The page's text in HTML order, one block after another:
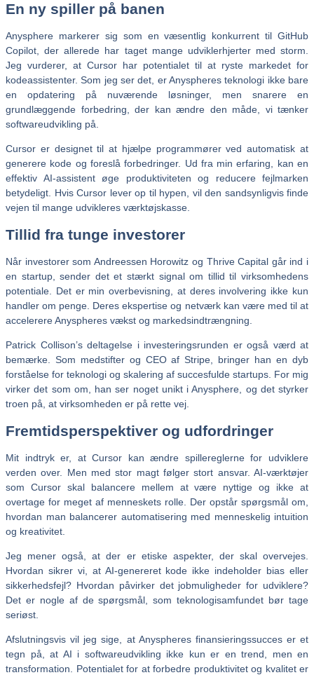
En ny spiller på banen
Anysphere markerer sig som en væsentlig konkurrent til GitHub
Copilot, der allerede har taget mange udviklerhjerter med storm.
Jeg vurderer, at Cursor har potentialet til at ryste markedet for
kodeassistenter. Som jeg ser det, er Anyspheres teknologi ikke bare
en opdatering på nuværende løsninger, men snarere en
grundlæggende forbedring, der kan ændre den måde, vi tænker
softwareudvikling på.
Cursor er designet til at hjælpe programmører ved automatisk at
generere kode og foreslå forbedringer. Ud fra min erfaring, kan en
effektiv AI-assistent øge produktiviteten og reducere fejlmarken
betydeligt. Hvis Cursor lever op til hypen, vil den sandsynligvis finde
vejen til mange udvikleres værktøjskasse.
Tillid fra tunge investorer
Når investorer som Andreessen Horowitz og Thrive Capital går ind i
en startup, sender det et stærkt signal om tillid til virksomhedens
potentiale. Det er min overbevisning, at deres involvering ikke kun
handler om penge. Deres ekspertise og netværk kan være med til at
accelerere Anyspheres vækst og markedsindtrængning.
Patrick Collison’s deltagelse i investeringsrunden er også værd at
bemærke. Som medstifter og CEO af Stripe, bringer han en dyb
forståelse for teknologi og skalering af succesfulde startups. For mig
virker det som om, han ser noget unikt i Anysphere, og det styrker
troen på, at virksomheden er på rette vej.
Fremtidsperspektiver og udfordringer
Mit indtryk er, at Cursor kan ændre spillereglerne for udviklere
verden over. Men med stor magt følger stort ansvar. AI-værktøjer
som Cursor skal balancere mellem at være nyttige og ikke at
overtage for meget af menneskets rolle. Der opstår spørgsmål om,
hvordan man balancerer automatisering med menneskelig intuition
og kreativitet.
Jeg mener også, at der er etiske aspekter, der skal overvejes.
Hvordan sikrer vi, at AI-genereret kode ikke indeholder bias eller
sikkerhedsfejl? Hvordan påvirker det jobmuligheder for udviklere?
Det er nogle af de spørgsmål, som teknologisamfundet bør tage
seriøst.
Afslutningsvis vil jeg sige, at Anyspheres finansieringssucces er et
tegn på, at AI i softwareudvikling ikke kun er en trend, men en
transformation. Potentialet for at forbedre produktivitet og kvalitet er